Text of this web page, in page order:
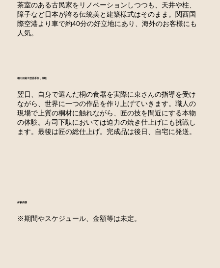
茶室のある古民家をリノベーションしつつも、天井や柱、
障子など日本が誇る伝統美と建築様式はそのまま。関西国
際空港より車で約40分の好立地にあり、海外のお客様にも
人気。
桐の伝統工芸品手作り体験
翌日、自身で選んだ桐の食器を実際に東さんの指導を受け
ながら、世界に一つの作品を作り上げていきます。職人の
現場で上質の桐材に触れながら、匠の技を間近にする本物
の体験。寿司下駄においては迫力の焼き仕上げにも挑戦し
ます。最後は匠の総仕上げ。完成品は後日、自宅に発送。
​体験内容
※期間やスケジュール、金額等は未定。